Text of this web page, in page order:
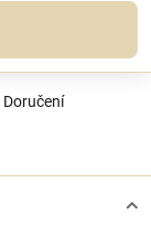
Doručení